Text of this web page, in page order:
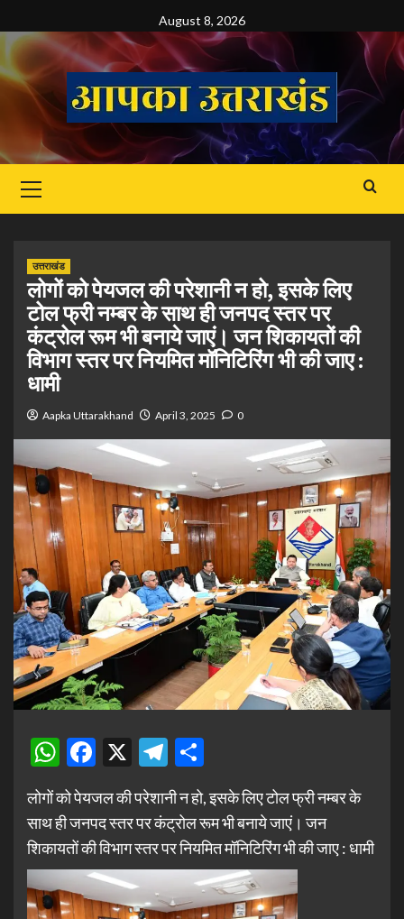
to
content
August 8, 2026
Menu
उत्तराखंड
लोगों को पेयजल की परेशानी न हो, इसके लिए
टोल फ्री नम्बर के साथ ही जनपद स्तर पर
कंट्रोल रूम भी बनाये जाएं। जन शिकायतों की
विभाग स्तर पर नियमित मॉनिटिरिंग भी की जाए :
धामी
Aapka Uttarakhand April 3, 2025 0
WhatsApp
Facebook
X Telegram
लोगों को पेयजल की परेशानी न हो, इसके लिए टोल फ्री नम्बर के
साथ ही जनपद स्तर पर कंट्रोल रूम भी बनाये जाएं। जन
शिकायतों की विभाग स्तर पर नियमित मॉनिटिरिंग भी की जाए : धामी